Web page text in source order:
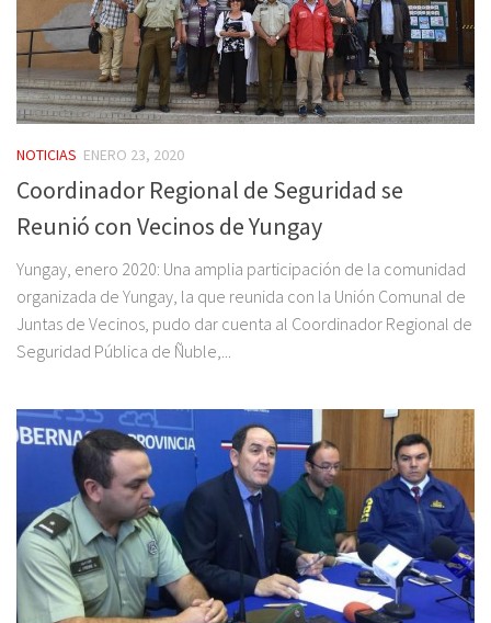
NOTICIAS ENERO 23, 2020
Coordinador Regional de Seguridad se
Reunió con Vecinos de Yungay
Yungay, enero 2020: Una amplia participación de la comunidad
organizada de Yungay, la que reunida con la Unión Comunal de
Juntas de Vecinos, pudo dar cuenta al Coordinador Regional de
Seguridad Pública de Ñuble,...